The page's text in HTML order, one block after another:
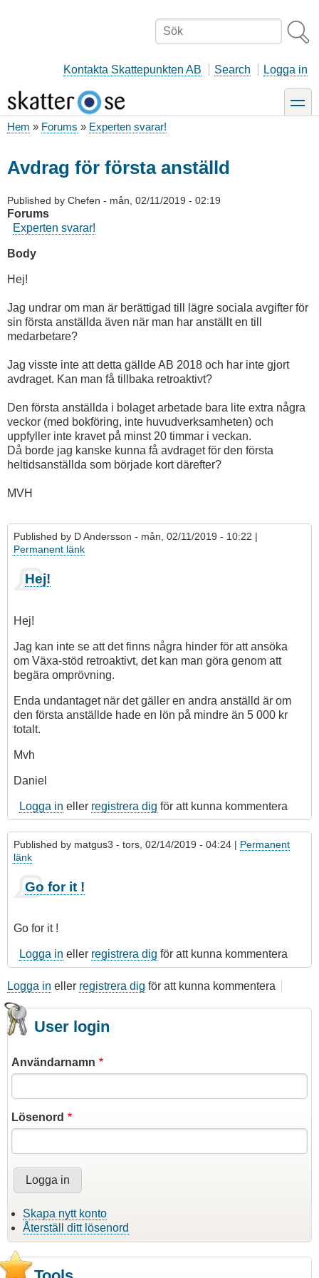
Sök
Kontakta Skattepunkten AB Search Logga in
toggle
Hem Forums Experten svarar!
Avdrag för första anställd
Published by Chefen - mån, 02/11/2019 - 02:19
Forums
Experten svarar!
Body
Hej!
Jag undrar om man är berättigad till lägre sociala avgifter för
sin första anställda även när man har anställt en till
medarbetare?
Jag visste inte att detta gällde AB 2018 och har inte gjort
avdraget. Kan man få tillbaka retroaktivt?
Den första anställda i bolaget arbetade bara lite extra några
veckor (med bokföring, inte huvudverksamheten) och
uppfyller inte kravet på minst 20 timmar i veckan.
Då borde jag kanske kunna få avdraget för den första
heltidsanställda som började kort därefter?
MVH
Published by D Andersson - mån, 02/11/2019 - 10:22 |
Permanent länk
Hej!
Hej!
Jag kan inte se att det finns några hinder för att ansöka
om Växa-stöd retroaktivt, det kan man göra genom att
begära omprövning.
Enda undantaget när det gäller en andra anställd är om
den första anställde hade en lön på mindre än 5 000 kr
totalt.
Mvh
Daniel
Logga in eller registrera dig för att kunna kommentera
Published by matgus3 - tors, 02/14/2019 - 04:24 | Permanent
länk
Go for it !
Go for it !
Logga in eller registrera dig för att kunna kommentera
Logga in eller registrera dig för att kunna kommentera
User login
Användarnamn
Lösenord
Skapa nytt konto
Återställ ditt lösenord